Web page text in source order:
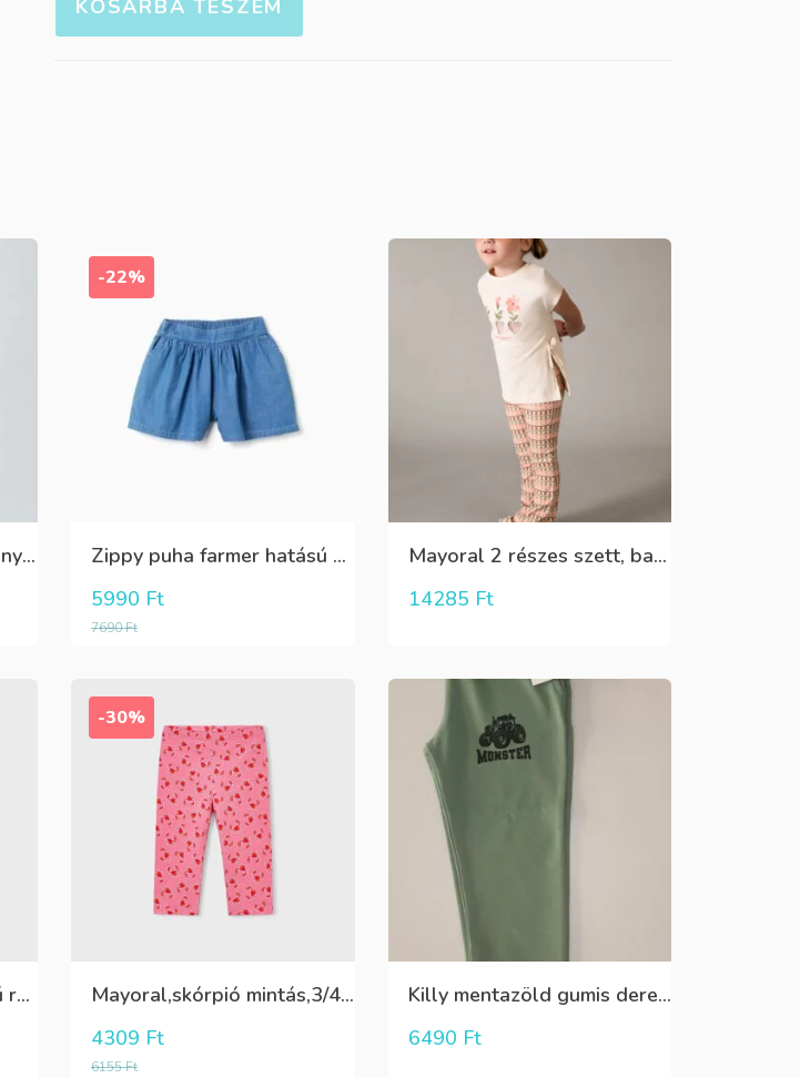
KOSÁRBA TESZEM
Boboli,horgolt,pántos lány blúz
-22%
Zippy puha farmer hatású nadrágszoknya állítható gumis derékrésszel
7690Ft
5990 Ft
Mayoral 2 részes szett, barackvirág színű trapéz leggings, virág mintás pólóval
14285 Ft
Mayoral,szürke,pamut,fiú rövidnadrág
-30%
Mayoral,skórpió mintás,3/4-es leggings
6155Ft
4309 Ft
Killy mentazöld gumis derekú sportnadrág
6490 Ft